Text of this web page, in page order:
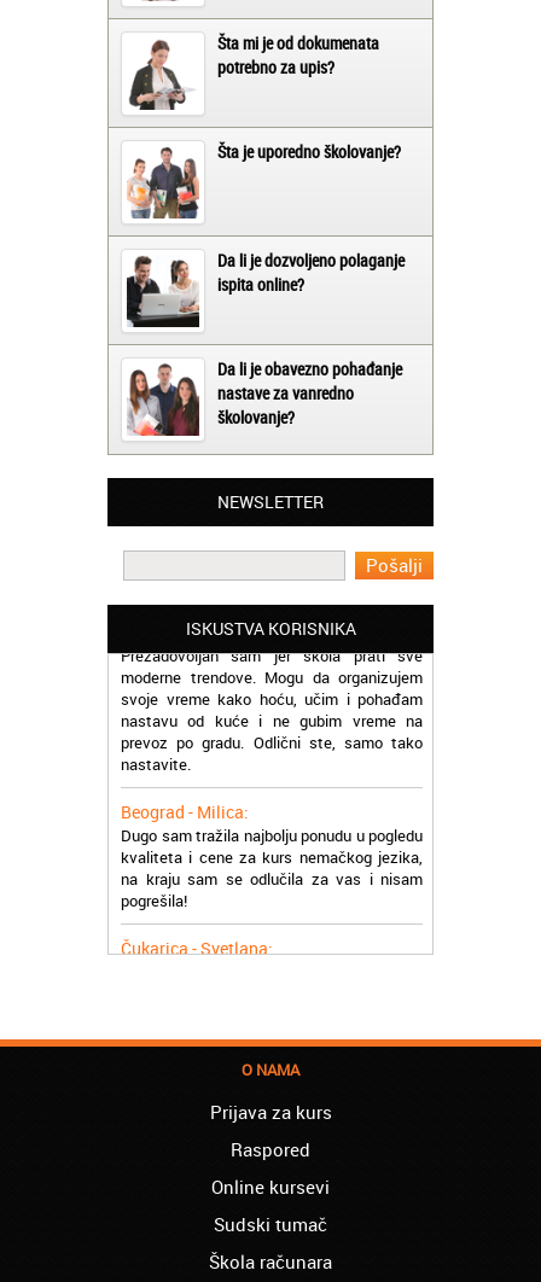
Šta mi je od dokumenata
potrebno za upis?
Šta je uporedno školovanje?
Da li je dozvoljeno polaganje
ispita online?
Da li je obavezno pohađanje
nastave za vanredno
školovanje?
NEWSLETTER
ISKUSTVA KORISNIKA
Beograd - Slavica:
Završila sam kurs rumunskog jezika kod
Prezadovoljan sam jer škola prati sve
moderne trendove. Mogu da organizujem
svoje vreme kako hoću, učim i pohađam
nastavu od kuće i ne gubim vreme na
prevoz po gradu. Odlični ste, samo tako
nastavite.
Beograd - Milica:
Dugo sam tražila najbolju ponudu u pogledu
kvaliteta i cene za kurs nemačkog jezika,
na kraju sam se odlučila za vas i nisam
pogrešila!
Čukarica - Svetlana:
Počela sam da učim albanski jezik u vašoj
Palilula - Ana:
Uspešno sam završila kurs švedskog
ovog jezika bilo presudno. Hvala Vam puno
Voždovac - Siniša:
Oduševljen sam organizacijom škole.
O NAMA
Prijava za kurs
Raspored
Online kursevi
Sudski tumač
Škola računara